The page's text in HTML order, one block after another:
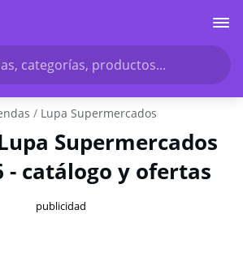
categorías, productos...
Lupa Supermercados
Supermercados
- catálogo y ofertas
publicidad